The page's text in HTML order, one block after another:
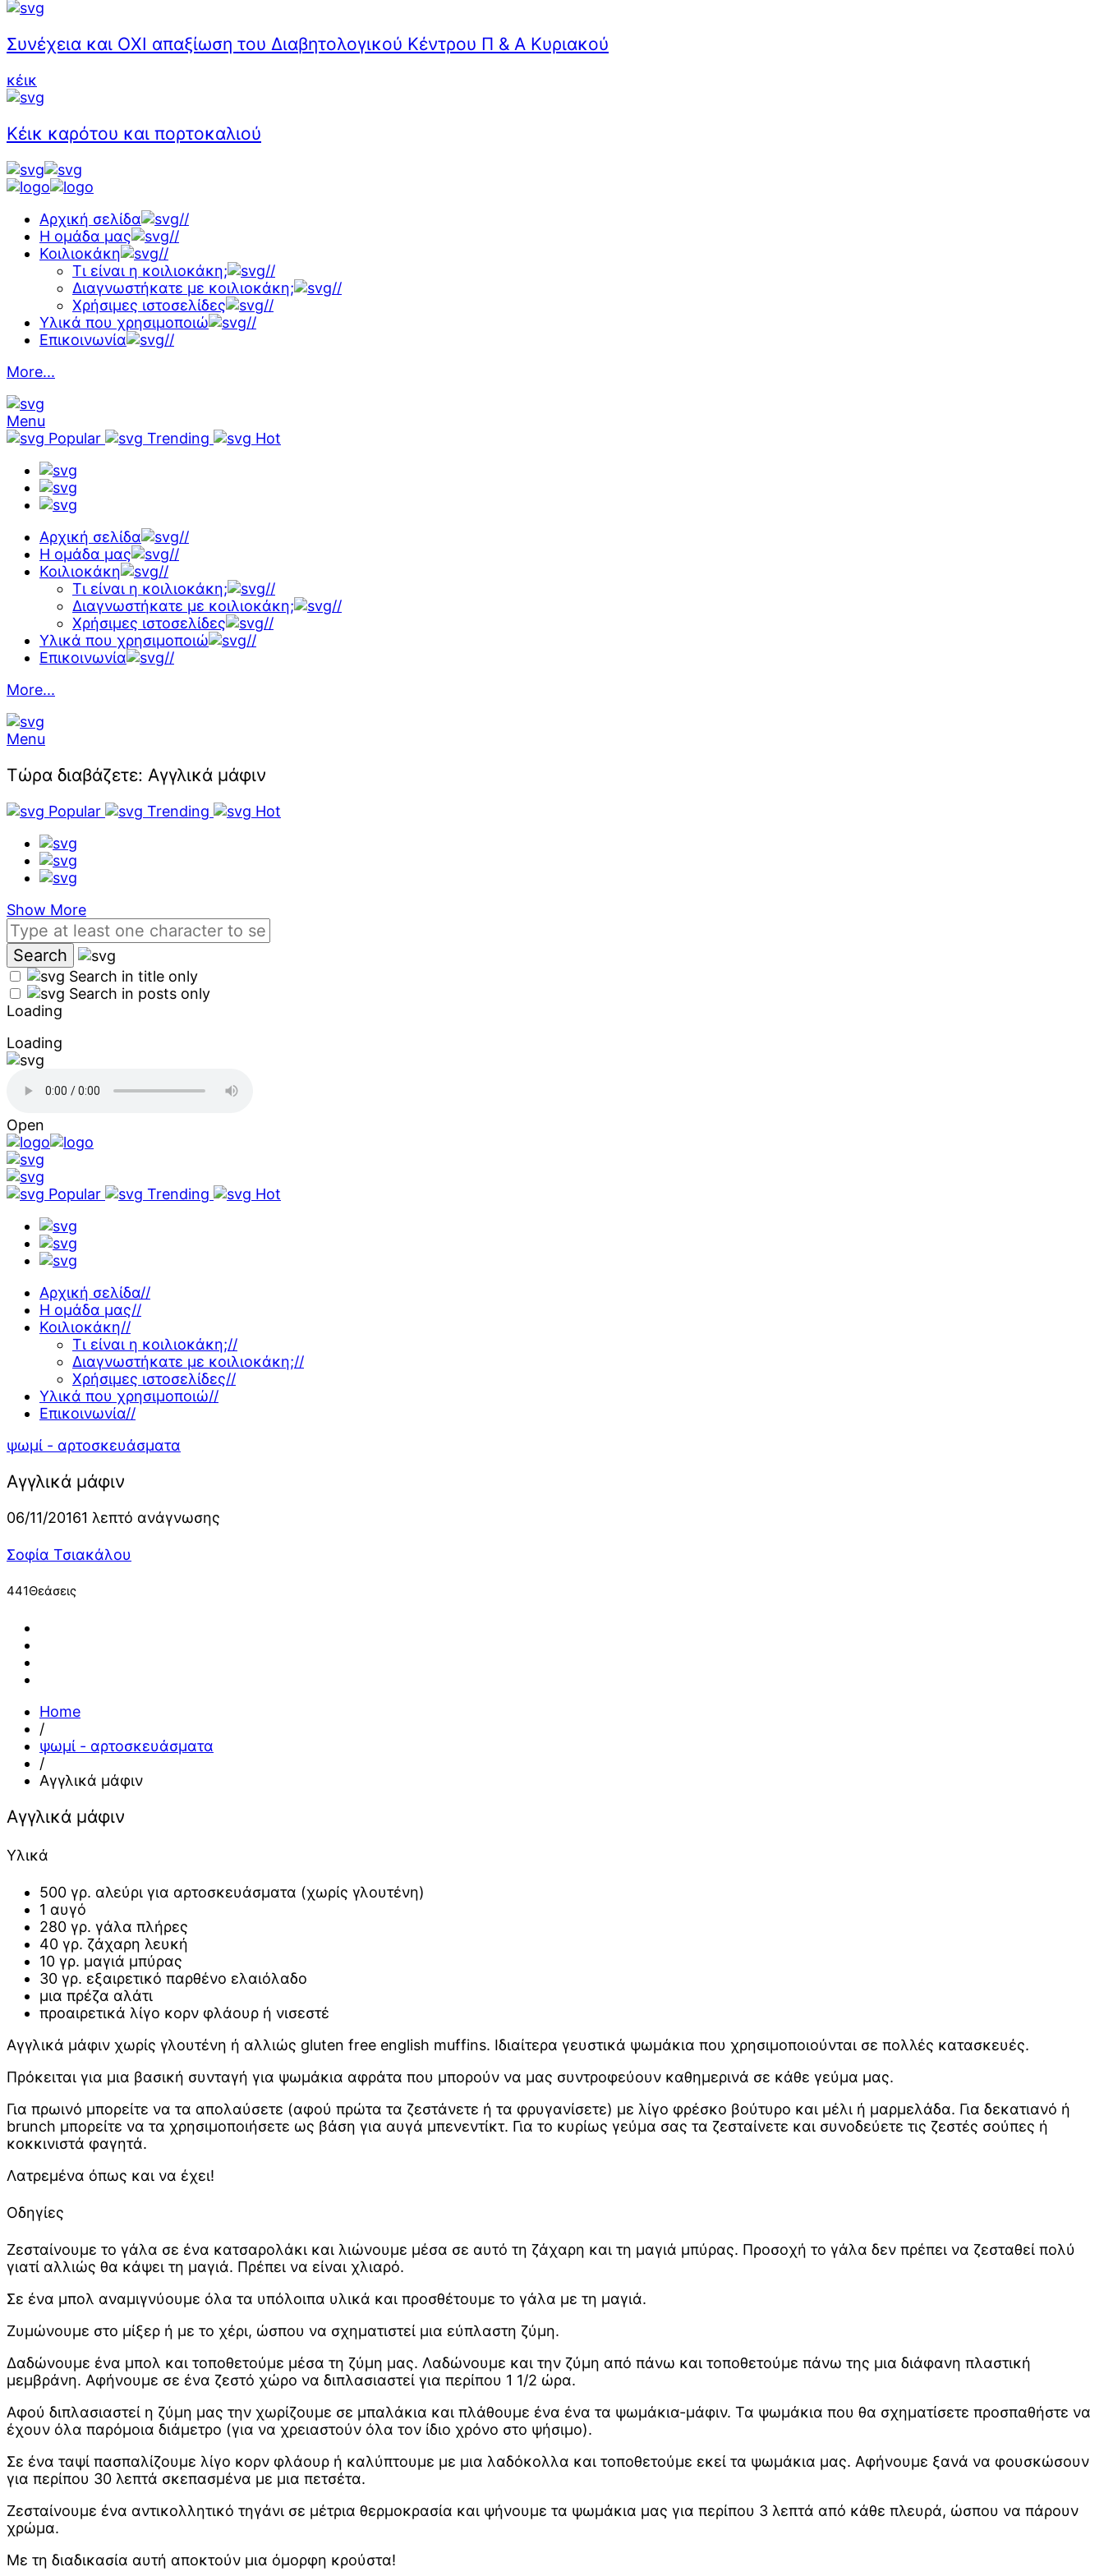
Συνέχεια και ΟΧΙ απαξίωση του Διαβητολογικού Κέντρου Π & Α Κυριακού
κέικ
Κέικ καρότου και πορτοκαλιού
Αρχική σελίδα
//
Η ομάδα μας
//
Κοιλιοκάκη
//
Τι είναι η κοιλιοκάκη;
//
Διαγνωστήκατε με κοιλιοκάκη;
//
Χρήσιμες ιστοσελίδες
//
Υλικά που χρησιμοποιώ
//
Επικοινωνία
//
More...
Menu
Popular
Trending Hot
Αρχική σελίδα
//
Η ομάδα μας
//
Κοιλιοκάκη
//
Τι είναι η κοιλιοκάκη;
//
Διαγνωστήκατε με κοιλιοκάκη;
//
Χρήσιμες ιστοσελίδες
//
Υλικά που χρησιμοποιώ
//
Επικοινωνία
//
More...
Menu
Τώρα διαβάζετε: Αγγλικά μάφιν
Popular Trending Hot
Show More
Search in title only
Search in posts only
Loading
Loading
Open
Popular Trending Hot
Αρχική σελίδα//
Η ομάδα μας//
Κοιλιοκάκη//
Τι είναι η κοιλιοκάκη;//
Διαγνωστήκατε με κοιλιοκάκη;//
Χρήσιμες ιστοσελίδες//
Υλικά που χρησιμοποιώ//
Επικοινωνία//
ψωμί - αρτοσκευάσματα
Αγγλικά μάφιν
06/11/20161 λεπτό ανάγνωσης
Σοφία Τσιακάλου
441Θεάσεις
Home
/
ψωμί - αρτοσκευάσματα
/
Αγγλικά μάφιν
Αγγλικά μάφιν
Υλικά
500 γρ. αλεύρι για αρτοσκευάσματα (χωρίς γλουτένη)
1 αυγό
280 γρ. γάλα πλήρες
40 γρ. ζάχαρη λευκή
10 γρ. μαγιά μπύρας
30 γρ. εξαιρετικό παρθένο ελαιόλαδο
μια πρέζα αλάτι
προαιρετικά λίγο κορν φλάουρ ή νισεστέ
Αγγλικά μάφιν χωρίς γλουτένη ή αλλιώς gluten free english muffins. Ιδιαίτερα γευστικά ψωμάκια που χρησιμοποιούνται σε πολλές κατασκευές.
Πρόκειται για μια βασική συνταγή για ψωμάκια αφράτα που μπορούν να μας συντροφεύουν καθημερινά σε κάθε γεύμα μας.
Για πρωινό μπορείτε να τα απολαύσετε (αφού πρώτα τα ζεστάνετε ή τα φρυγανίσετε) με λίγο φρέσκο βούτυρο και μέλι ή μαρμελάδα. Για δεκατιανό ή
brunch μπορείτε να τα χρησιμοποιήσετε ως βάση για αυγά μπενεντίκτ. Για το κυρίως γεύμα σας τα ζεσταίνετε και συνοδεύετε τις ζεστές σούπες ή
κοκκινιστά φαγητά.
Λατρεμένα όπως και να έχει!
Οδηγίες
Ζεσταίνουμε το γάλα σε ένα κατσαρολάκι και λιώνουμε μέσα σε αυτό τη ζάχαρη και τη μαγιά μπύρας. Προσοχή το γάλα δεν πρέπει να ζεσταθεί πολύ
γιατί αλλιώς θα κάψει τη μαγιά. Πρέπει να είναι χλιαρό.
Σε ένα μπολ αναμιγνύουμε όλα τα υπόλοιπα υλικά και προσθέτουμε το γάλα με τη μαγιά.
Ζυμώνουμε στο μίξερ ή με το χέρι, ώσπου να σχηματιστεί μια εύπλαστη ζύμη.
Δαδώνουμε ένα μπολ και τοποθετούμε μέσα τη ζύμη μας. Λαδώνουμε και την ζύμη από πάνω και τοποθετούμε πάνω της μια διάφανη πλαστική
μεμβράνη. Αφήνουμε σε ένα ζεστό χώρο να διπλασιαστεί για περίπου 1 1/2 ώρα.
Αφού διπλασιαστεί η ζύμη μας την χωρίζουμε σε μπαλάκια και πλάθουμε ένα ένα τα ψωμάκια-μάφιν. Τα ψωμάκια που θα σχηματίσετε προσπαθήστε να
έχουν όλα παρόμοια διάμετρο (για να χρειαστούν όλα τον ίδιο χρόνο στο ψήσιμο).
Σε ένα ταψί πασπαλίζουμε λίγο κορν φλάουρ ή καλύπτουμε με μια λαδόκολλα και τοποθετούμε εκεί τα ψωμάκια μας. Αφήνουμε ξανά να φουσκώσουν
για περίπου 30 λεπτά σκεπασμένα με μια πετσέτα.
Ζεσταίνουμε ένα αντικολλητικό τηγάνι σε μέτρια θερμοκρασία και ψήνουμε τα ψωμάκια μας για περίπου 3 λεπτά από κάθε πλευρά, ώσπου να πάρουν
χρώμα.
Με τη διαδικασία αυτή αποκτούν μια όμορφη κρούστα!